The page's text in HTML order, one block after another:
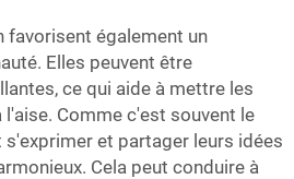
favorisent également un
Elles peuvent être
ce qui aide à mettre les
Comme c'est souvent le
et partager leurs idées
Cela peut conduire à